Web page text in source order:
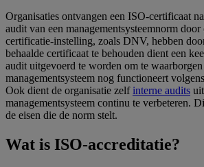
Organisaties ontvangen een ISO-certificaat
audit van een managementsysteemnorm
certificatie-instelling, zoals DNV, hebben
behaalde certificaat te behouden dient een
audit uitgevoerd te worden om te
managementsysteem nog functioneert
Ook dient de organisatie zelf interne audits
managementsysteem continu te verbeteren.
de eisen die de norm stelt.
Wat is ISO-accreditatie?